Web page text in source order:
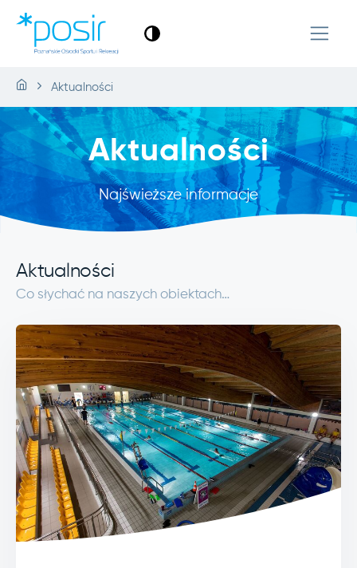
Aktualności
Aktualności
Najświeższe informacje
Aktualności
Co słychać na naszych obiektach…